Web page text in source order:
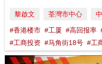
黎啟文 荃灣市中心
#香港楼市 #工厦 #高回报率
#工商投资 #马角街18号 #工